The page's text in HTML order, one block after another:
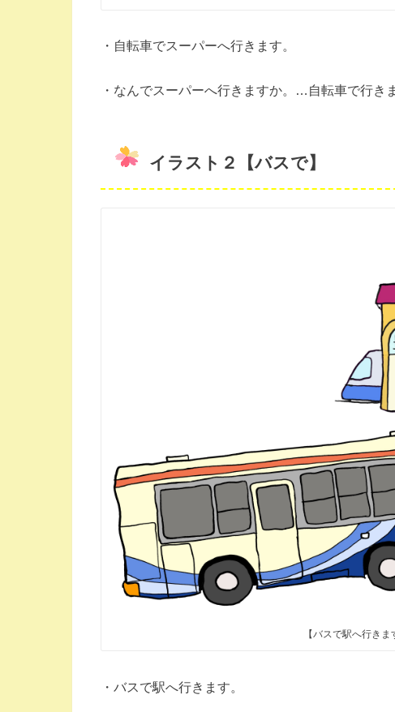
・自転車でスーパーへ行きます。
・なんでスーパーへ行きますか。…自転車で行き
イラスト２【バスで】
【バスで駅へ行き
・バスで駅へ行きます。